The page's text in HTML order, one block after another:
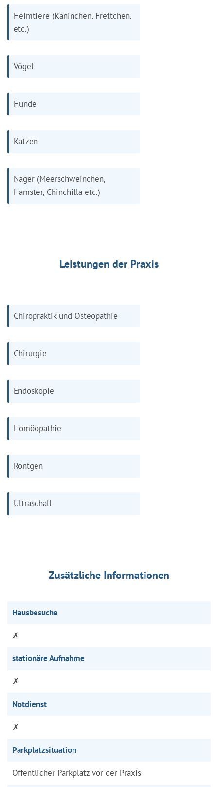
Heimtiere (Kaninchen, Frettchen,
etc.)
Vögel
Hunde
Katzen
Nager (Meerschweinchen,
Hamster, Chinchilla etc.)
Leistungen der Praxis
Chiropraktik und Osteopathie
Chirurgie
Endoskopie
Homöopathie
Röntgen
Ultraschall
Zusätzliche Informationen
Hausbesuche
✗
stationäre Aufnahme
✗
Notdienst
✗
Parkplatzsituation
Öffentlicher Parkplatz vor der Praxis